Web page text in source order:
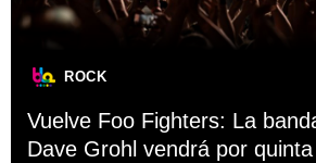
ROCK
Vuelve Foo Fighters: La
Dave Grohl vendrá por